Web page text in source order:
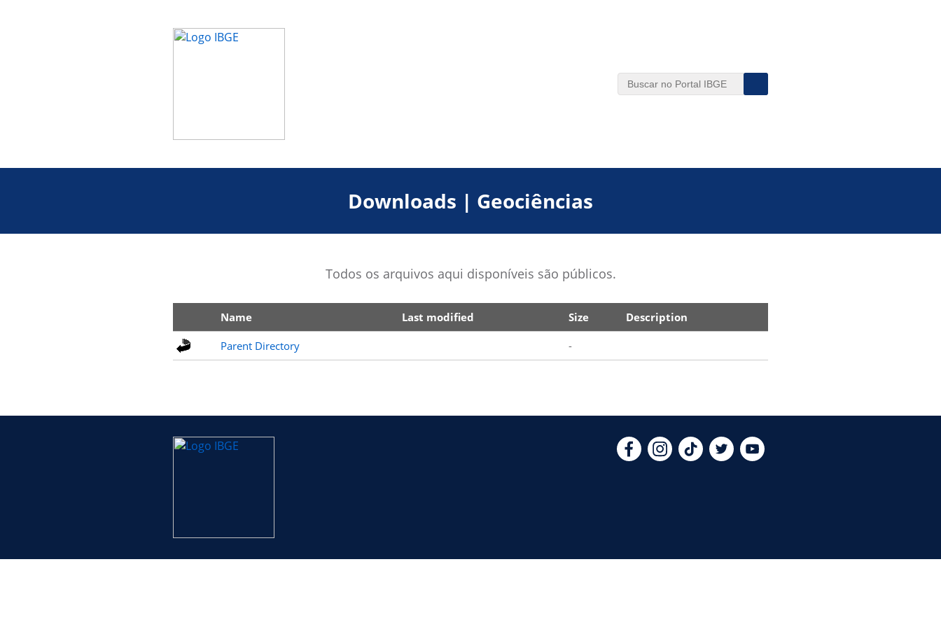
Downloads | Geociências
Todos os arquivos aqui disponíveis são públicos.
Name Last modified Size Description
Parent Directory -